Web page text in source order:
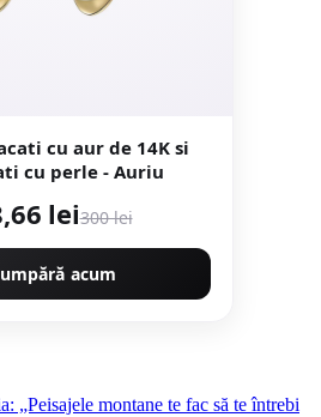
cu aur de 14K si
cu perle - Auriu
lei300 lei
acum